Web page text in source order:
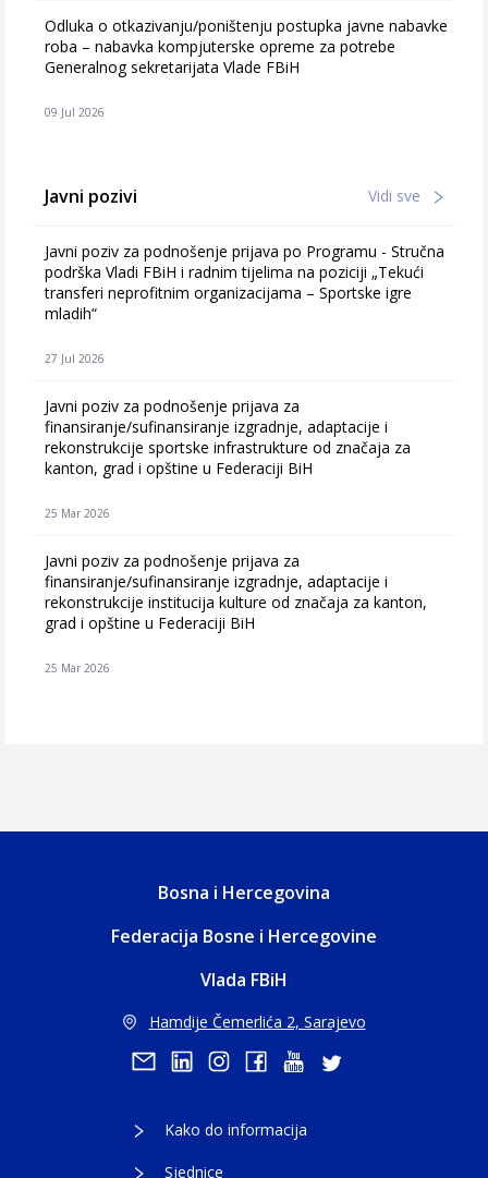
Odluka o otkazivanju/poništenju postupka javne nabavke
roba – nabavka kompjuterske opreme za potrebe
Generalnog sekretarijata Vlade FBiH
09 Jul 2026
Javni pozivi Vidi sve
Javni poziv za podnošenje prijava po Programu - Stručna
podrška Vladi FBiH i radnim tijelima na poziciji „Tekući
transferi neprofitnim organizacijama – Sportske igre
mladih“
27 Jul 2026
Javni poziv za podnošenje prijava za
finansiranje/sufinansiranje izgradnje, adaptacije i
rekonstrukcije sportske infrastrukture od značaja za
kanton, grad i opštine u Federaciji BiH
25 Mar 2026
Javni poziv za podnošenje prijava za
finansiranje/sufinansiranje izgradnje, adaptacije i
rekonstrukcije institucija kulture od značaja za kanton,
grad i opštine u Federaciji BiH
25 Mar 2026
Bosna i Hercegovina
Federacija Bosne i Hercegovine
Vlada FBiH
Hamdije Čemerlića 2, Sarajevo
Kako do informacija
Sjednice